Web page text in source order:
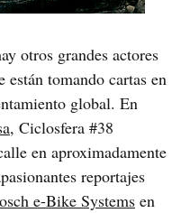
otros grandes actores
tomando cartas en
global. En
, Ciclosfera #38
en aproximadamente
reportajes
e-Bike Systems en